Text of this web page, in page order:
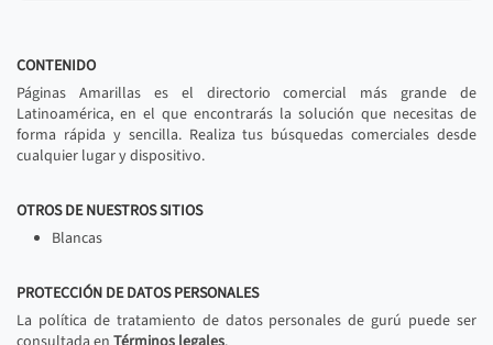
CONTENIDO
Páginas Amarillas es el directorio comercial más grande de
Latinoamérica, en el que encontrarás la solución que necesitas de
forma rápida y sencilla. Realiza tus búsquedas comerciales desde
cualquier lugar y dispositivo.
OTROS DE NUESTROS SITIOS
Blancas
PROTECCIÓN DE DATOS PERSONALES
La política de tratamiento de datos personales de gurú puede ser